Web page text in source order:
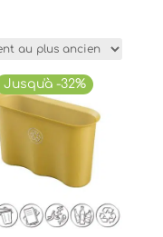
Jusqu'à -32%